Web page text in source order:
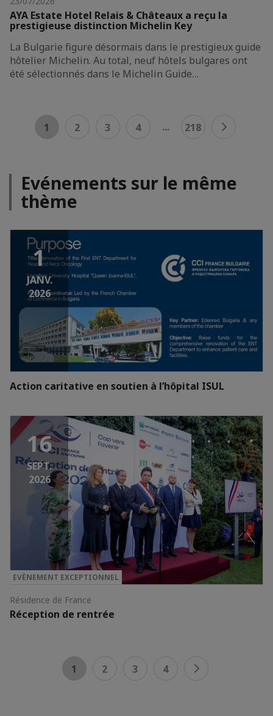
AYA Estate Hotel Relais & Châteaux a reçu la
prestigieuse distinction Michelin Key
La Bulgarie figure désormais dans le prestigieux guide
hôtelier Michelin. Au total, neuf hôtels bulgares ont
été sélectionnés dans le Michelin Guide…
1 2 3 4 ... 218
Evénements sur le même
thème
1
JANV.
2026
Action caritative en soutien à l’hôpital ISUL
16
SEPT.
2026
EVÈNEMENT EXCEPTIONNEL
Résidence de France
Réception de rentrée
1 2 3 4